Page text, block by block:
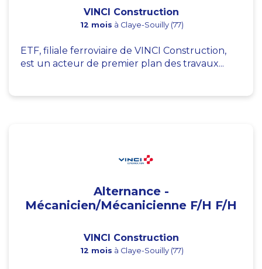
VINCI Construction
12 mois à Claye-Souilly (77)
ETF, filiale ferroviaire de VINCI Construction,
est un acteur de premier plan des travaux...
Alternance -
Mécanicien/Mécanicienne F/H F/H
VINCI Construction
12 mois à Claye-Souilly (77)